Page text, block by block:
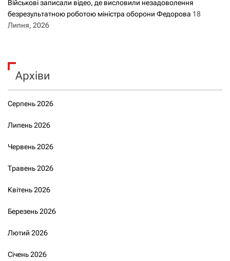
Військові записали відео, де висловили незадоволення
безрезультатною роботою міністра оборони Федорова 18
Липня, 2026
Архіви
Серпень 2026
Липень 2026
Червень 2026
Травень 2026
Квітень 2026
Березень 2026
Лютий 2026
Січень 2026